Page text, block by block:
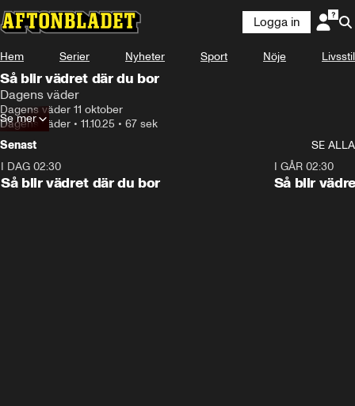
Logga in
Hem Serier Nyheter Sport Nöje Livsstil
Så blir vädret där du bor
Dagens väder
Dagens väder 11 oktober
Dagens väder • 11.10.25 • 67 sek
Se mer
Senast
SE ALLA
I DAG 02:30
Så blir vädret där du bor
I GÅR 02:30
Så blir